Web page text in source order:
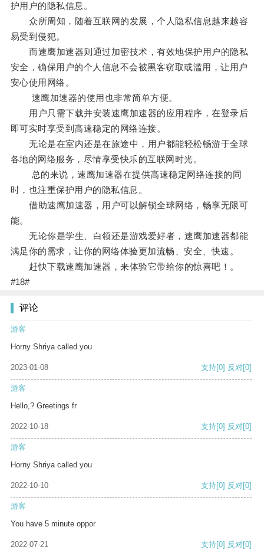
护用户的隐私信息。
众所周知，随着互联网的发展，个人隐私信息越来越容
易受到侵犯。
而速鹰加速器则通过加密技术，有效地保护用户的隐私
安全，确保用户的个人信息不会被黑客窃取或滥用，让用户
安心使用网络。
速鹰加速器的使用也非常简单方便。
用户只需下载并安装速鹰加速器的应用程序，在登录后
即可实时享受到高速稳定的网络连接。
无论是在室内还是在旅途中，用户都能轻松畅游于全球
各地的网络服务，尽情享受快乐的互联网时光。
总的来说，速鹰加速器在提供高速稳定网络连接的同
时，也注重保护用户的隐私信息。
借助速鹰加速器，用户可以解锁全球网络，畅享无限可
能。
无论你是学生、白领还是游戏爱好者，速鹰加速器都能
满足你的需求，让你的网络体验更加流畅、安全、快速。
赶快下载速鹰加速器，来体验它带给你的惊喜吧！。
#18#
评论
游客
Horny Shriya called you
2023-01-08 支持[0] 反对[0]
游客
Hello,? Greetings fr
2022-10-18 支持[0] 反对[0]
游客
Horny Shriya called you
2022-10-10 支持[0] 反对[0]
游客
You have 5 minute oppor
2022-07-21 支持[0] 反对[0]